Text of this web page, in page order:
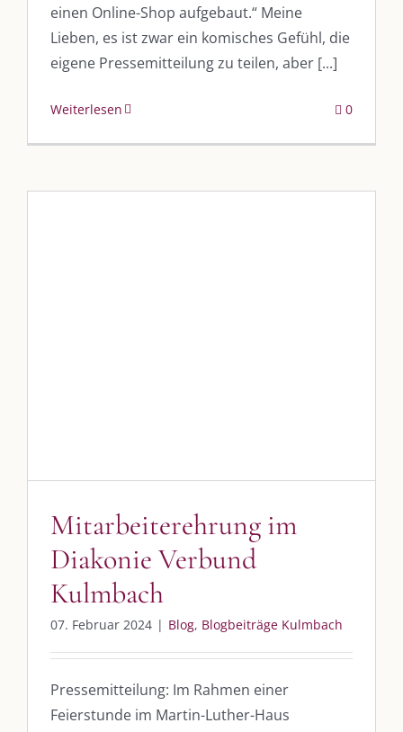
einen Online-Shop aufgebaut.“ Meine
Lieben, es ist zwar ein komisches Gefühl, die
eigene Pressemitteilung zu teilen, aber [...]
Weiterlesen 0
Mitarbeiterehrung im
Diakonie Verbund
Kulmbach
07. Februar 2024 | Blog, Blogbeiträge Kulmbach
Pressemitteilung: Im Rahmen einer
Feierstunde im Martin-Luther-Haus